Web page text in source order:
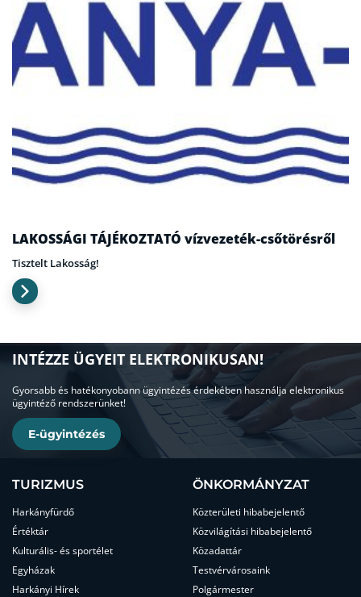
LAKOSSÁGI TÁJÉKOZTATÓ vízvezeték-csőtörésről
Tisztelt Lakosság!
INTÉZZE ÜGYEIT ELEKTRONIKUSAN!
Gyorsabb és hatékonyobann ügyintézés érdekében használja elektronikus
ügyintéző rendszerünket!
E-ügyintézés
TURIZMUS
Harkányfürdő
Értéktár
Kulturális- és sportélet
Egyházak
Harkányi Hírek
ÖNKORMÁNYZAT
Közterületi hibabejelentő
Közvilágítási hibabejelentő
Közadattár
Testvérvárosaink
Polgármester